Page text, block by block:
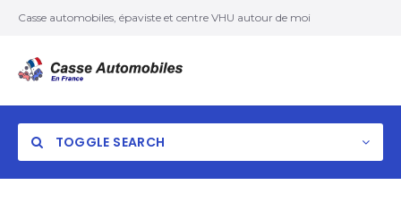
Casse automobiles, épaviste et centre VHU autour de moi
TOGGLE SEARCH